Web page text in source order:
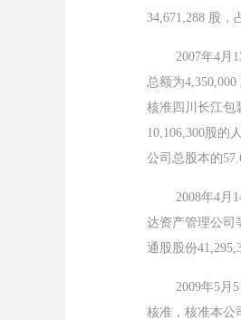
34,671,288 股，
2007年4月
总额为
核准四川长江包
10,106,300股的
公司总股本的
2008年4月
达资产管理公司
通股股份
2009年5月
核准，核准本公